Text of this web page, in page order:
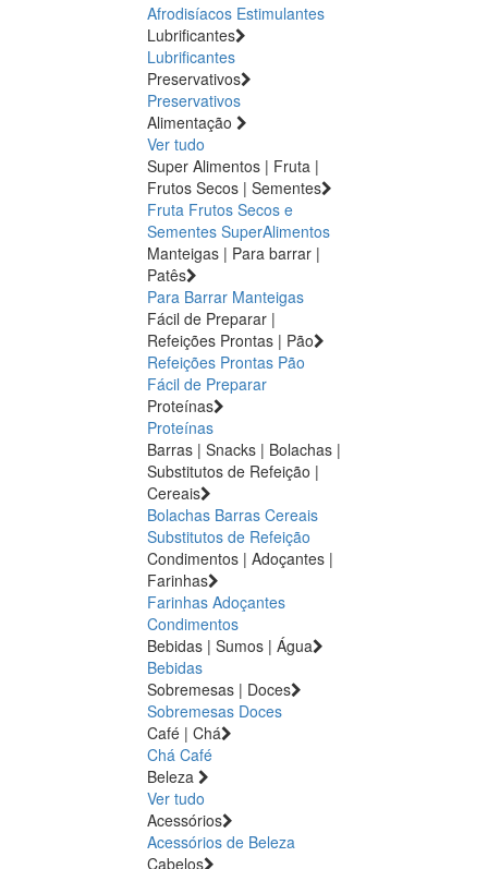
Afrodisíacos Estimulantes
Lubrificantes
Lubrificantes
Preservativos
Preservativos
Alimentação
Ver tudo
Super Alimentos | Fruta |
Frutos Secos | Sementes
Fruta Frutos Secos e
Sementes SuperAlimentos
Manteigas | Para barrar |
Patês
Para Barrar Manteigas
Fácil de Preparar |
Refeições Prontas | Pão
Refeições Prontas Pão
Fácil de Preparar
Proteínas
Proteínas
Barras | Snacks | Bolachas |
Substitutos de Refeição |
Cereais
Bolachas Barras Cereais
Substitutos de Refeição
Condimentos | Adoçantes |
Farinhas
Farinhas Adoçantes
Condimentos
Bebidas | Sumos | Água
Bebidas
Sobremesas | Doces
Sobremesas Doces
Café | Chá
Chá Café
Beleza
Ver tudo
Acessórios
Acessórios de Beleza
Cabelos